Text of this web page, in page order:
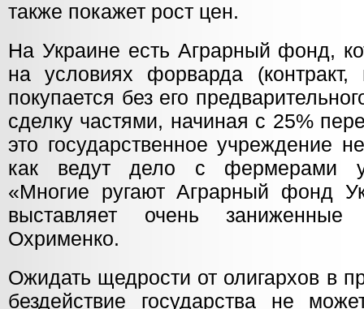
также покажет рост цен.
На Украине есть Аграрный фонд,
на условиях форварда (контракт,
покупается без его
сделку частями, начиная с 25%
это государственное учреждение
как ведут дело с фермерами
«Многие ругают Аграрный фонд
выставляет очень
Охрименко.
Ожидать щедрости от олигархов в
бездействие государства не